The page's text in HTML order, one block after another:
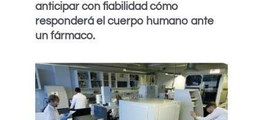
anticipar con fiabilidad cómo
responderá el cuerpo humano ante
un fármaco.